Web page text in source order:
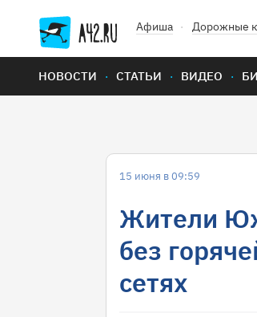
Афиша Дорожные
НОВОСТИ СТАТЬИ ВИДЕО
15 июня в 09:59
Жители
без
сетях